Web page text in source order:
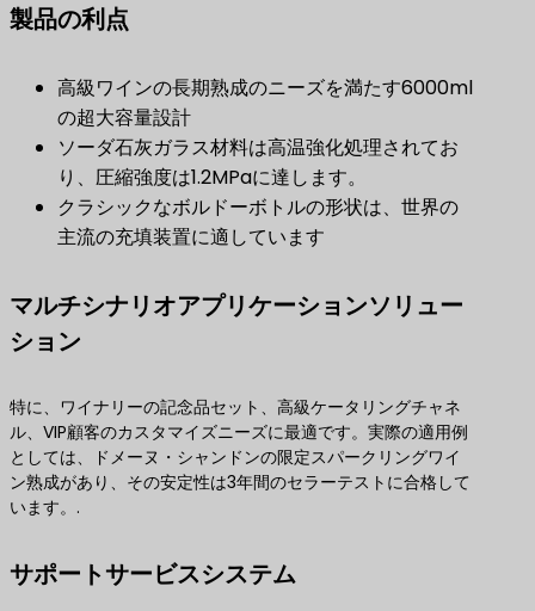
製品の利点
高級ワインの長期熟成のニーズを満たす6000ml
の超大容量設計
ソーダ石灰ガラス材料は高温強化処理されてお
り、圧縮強度は1.2MPaに達します。
クラシックなボルドーボトルの形状は、世界の
主流の充填装置に適しています
マルチシナリオアプリケーションソリュー
ション
特に、ワイナリーの記念品セット、高級ケータリングチャネ
ル、VIP顧客のカスタマイズニーズに最適です。実際の適用例
としては、ドメーヌ・シャンドンの限定スパークリングワイ
ン熟成があり、その安定性は3年間のセラーテストに合格して
います。.
サポートサービスシステム